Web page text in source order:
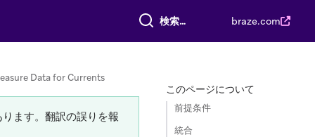
すべて検索 braze.com
Data for Currents
ます。翻訳の誤りを報
このページについて
前提条件
統合